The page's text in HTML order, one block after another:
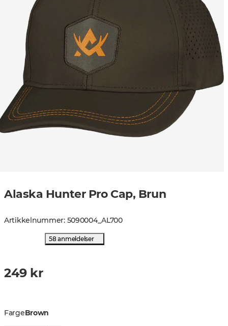
Alaska Hunter Pro Cap, Brun
Artikkelnummer: 5090004_AL700
58 anmeldelser
249 kr
FargeBrown